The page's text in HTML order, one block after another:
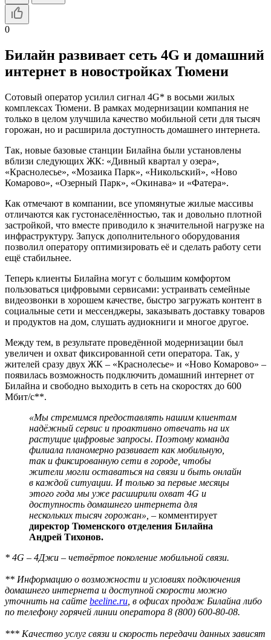
0
Билайн развивает сеть 4G и домашний
интернет в новостройках Тюмени
Сотовый оператор усилил сигнал 4G* в восьми жилых
комплексах Тюмени. В рамках модернизации компания не
только в целом улучшила качество мобильной сети для тысяч
горожан, но и расширила доступность домашнего интернета.
Так, новые базовые станции Билайна были установлены
вблизи следующих ЖК: «Дивный квартал у озера»,
«Краснолесье», «Мозаика Парк», «Никольский», «Ново
Комарово», «Озерный Парк», «Окинава» и «Фатера».
Как отмечают в компании, все упомянутые жилые массивы
отличаются как густонаселённостью, так и довольно плотной
застройкой, что вместе приводило к значительной нагрузке на
инфраструктуру. Запуск дополнительного оборудования
позволил оператору оптимизировать её и сделать работу сети
ещё стабильнее.
Теперь клиенты Билайна могут с большим комфортом
пользоваться цифровыми сервисами: устраивать семейные
видеозвонки в хорошем качестве, быстро загружать контент в
социальные сети и мессенджеры, заказывать доставку товаров
и продуктов на дом, слушать аудиокниги и многое другое.
Между тем, в результате проведённой модернизации был
увеличен и охват фиксированной сети оператора. Так, у
жителей сразу двух ЖК – «Краснолесье» и «Ново Комарово» –
появилась возможность подключить домашний интернет от
Билайна и свободно выходить в сеть на скоростях до 600
Мбит/с**.
«Мы стремимся предоставлять нашим клиентам
надёжный сервис и проактивно отвечать на их
растущие цифровые запросы. Поэтому команда
филиала планомерно развивает как мобильную,
так и фиксированную сети в городе, чтобы
жители могли оставаться на связи и быть онлайн
в каждой ситуации. И только за первые месяцы
этого года мы уже расширили охват 4G и
доступность домашнего интернета для
нескольких тысяч горожан», – комментирует
директор Тюменского отделения Билайна
Андрей Тихонов.
* 4G – 4Джи – четвёртое поколение мобильной связи.
** Информацию о возможности и условиях подключения
домашнего интернета и доступной скорости можно
уточнить на сайте beeline.ru , в офисах продаж Билайна либо
по телефону горячей линии оператора 8 (800) 600-80-08.
*** Качество услуг связи и скорость передачи данных зависят